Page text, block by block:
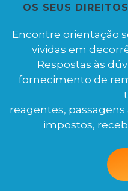
OS SEUS
Encontre orientação
vividas em
Respostas às
fornecimento de
reagentes, passagens
impostos,